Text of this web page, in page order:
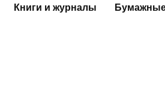
Книги и журналы